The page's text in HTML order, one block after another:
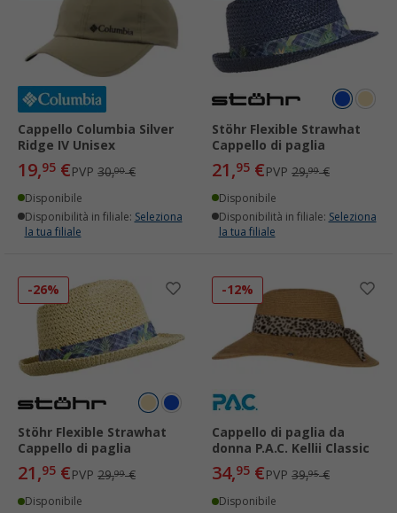
Cappello Columbia Silver
Ridge IV Unisex
19,95 €PVP 30,00€
Disponibile
Disponibilità in filiale: Seleziona
la tua filiale
Stöhr Flexible Strawhat
Cappello di paglia
21,95 €PVP 29,99€
Disponibile
Disponibilità in filiale: Seleziona
la tua filiale
-26%
Stöhr Flexible Strawhat
Cappello di paglia
21,95 €PVP 29,99€
Disponibile
-12%
Cappello di paglia da
donna P.A.C. Kellii Classic
34,95 €PVP 39,95€
Disponibile